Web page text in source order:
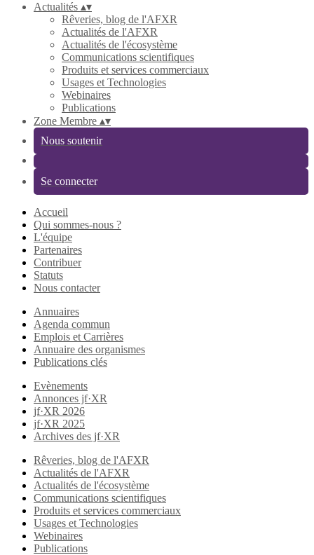
Actualités ▴▾
Rêveries, blog de l'AFXR
Actualités de l'AFXR
Actualités de l'écosystème
Communications scientifiques
Produits et services commerciaux
Usages et Technologies
Webinaires
Publications
Zone Membre ▴▾
Nous soutenir
Se connecter
Accueil
Qui sommes-nous ?
L'équipe
Partenaires
Contribuer
Statuts
Nous contacter
Annuaires
Agenda commun
Emplois et Carrières
Annuaire des organismes
Publications clés
Evènements
Annonces jf·XR
jf·XR 2026
jf·XR 2025
Archives des jf·XR
Rêveries, blog de l'AFXR
Actualités de l'AFXR
Actualités de l'écosystème
Communications scientifiques
Produits et services commerciaux
Usages et Technologies
Webinaires
Publications